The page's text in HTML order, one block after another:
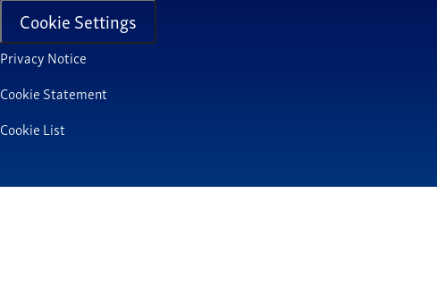
Cookie Settings
Privacy Notice
Cookie Statement
Cookie List